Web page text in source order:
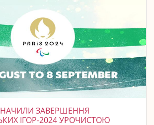
ЗАВЕРШЕННЯ
ІГОР-2024 УРОЧИСТОЮ